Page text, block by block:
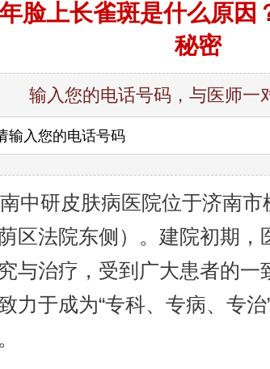
脸上长雀斑是什么原因
秘密
输入您的电话号码，与医师一
中研皮肤病医院位于济南市
荫区法院东侧）。建院初期
与治疗，受到广大患者的一
力于成为“专科、专病、专